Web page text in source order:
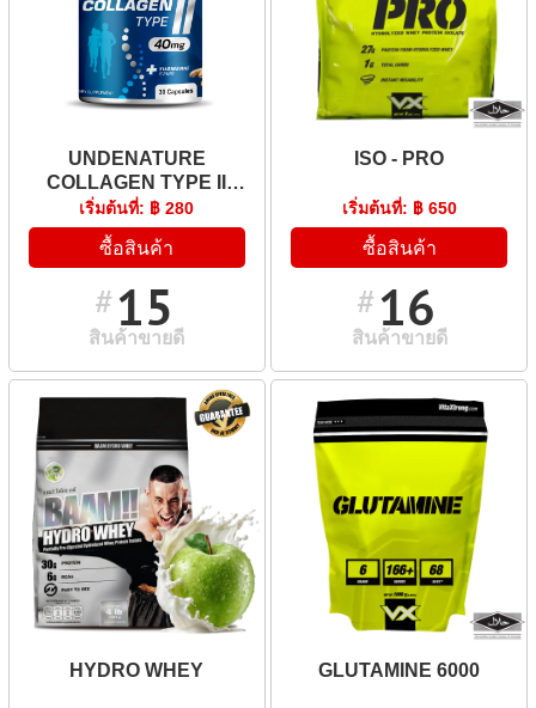
UNDENATURE
COLLAGEN TYPE II
40MG + TURMERIC 52MG
เริ่มต้นที่: ฿ 280
ซื้อสินค้า
#15
สินค้าขายดี
ISO - PRO
เริ่มต้นที่: ฿ 650
ซื้อสินค้า
#16
สินค้าขายดี
HYDRO WHEY GLUTAMINE 6000